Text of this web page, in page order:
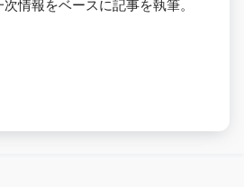
情報をベースに記事を執筆。